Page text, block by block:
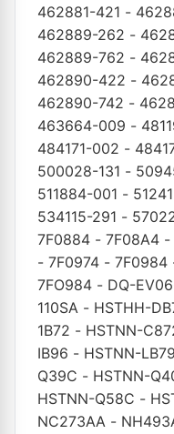
462881-421 -
462889-262 -
462889-762 -
462890-422 -
462890-742 -
463664-009 -
484171-002 -
500028-131 -
511884-001 -
534115-291 -
7F0884 - 7F08A4 -
- 7F0974 - 7F0984
7FO984 - DQ-
110SA - HSTHH-
1B72 - HSTNN-
IB96 - HSTNN-LB79
Q39C - HSTNN-
HSTNN-Q58C -
NC273AA -